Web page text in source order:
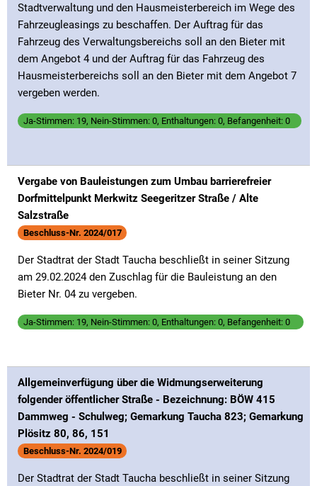
Stadtverwaltung und den Hausmeisterbereich im Wege des
Fahrzeugleasings zu beschaffen. Der Auftrag für das
Fahrzeug des Verwaltungsbereichs soll an den Bieter mit
dem Angebot 4 und der Auftrag für das Fahrzeug des
Hausmeisterbereichs soll an den Bieter mit dem Angebot 7
vergeben werden.
Ja-Stimmen: 19, Nein-Stimmen: 0, Enthaltungen: 0, Befangenheit: 0
Vergabe von Bauleistungen zum Umbau barrierefreier
Dorfmittelpunkt Merkwitz Seegeritzer Straße / Alte
Salzstraße
Beschluss-Nr. 2024/017
Der Stadtrat der Stadt Taucha beschließt in seiner Sitzung
am 29.02.2024 den Zuschlag für die Bauleistung an den
Bieter Nr. 04 zu vergeben.
Ja-Stimmen: 19, Nein-Stimmen: 0, Enthaltungen: 0, Befangenheit: 0
Allgemeinverfügung über die Widmungserweiterung
folgender öffentlicher Straße - Bezeichnung: BÖW 415
Dammweg - Schulweg; Gemarkung Taucha 823; Gemarkung
Plösitz 80, 86, 151
Beschluss-Nr. 2024/019
Der Stadtrat der Stadt Taucha beschließt in seiner Sitzung